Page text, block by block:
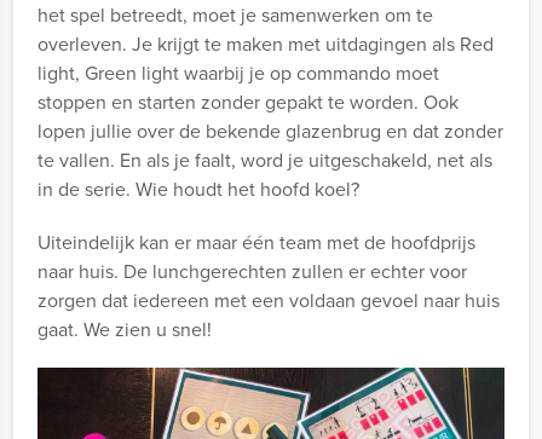
het spel betreedt, moet je samenwerken om te
overleven. Je krijgt te maken met uitdagingen als Red
light, Green light waarbij je op commando moet
stoppen en starten zonder gepakt te worden. Ook
lopen jullie over de bekende glazenbrug en dat zonder
te vallen. En als je faalt, word je uitgeschakeld, net als
in de serie. Wie houdt het hoofd koel?
Uiteindelijk kan er maar één team met de hoofdprijs
naar huis. De lunchgerechten zullen er echter voor
zorgen dat iedereen met een voldaan gevoel naar huis
gaat. We zien u snel!